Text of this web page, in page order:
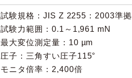
試験規格：JIS Z 2255：2003準拠
試験力範囲：0.1～1,961 mN
最大変位測定量：10 µm
圧子：三角すい圧子115°
モニタ倍率：2,400倍